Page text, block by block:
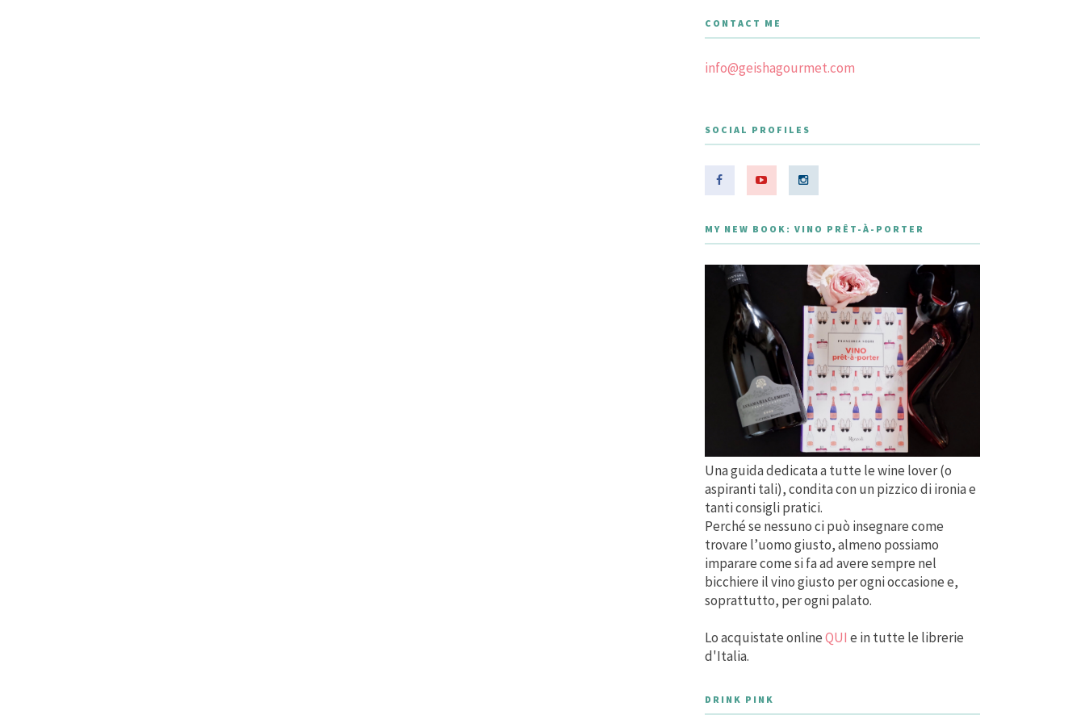
CONTACT ME
info@geishagourmet.com
SOCIAL PROFILES
MY NEW BOOK: VINO PRÊT-À-PORTER
Una guida dedicata a tutte le wine lover (o
aspiranti tali), condita con un pizzico di ironia e
tanti consigli pratici.
Perché se nessuno ci può insegnare come
trovare l’uomo giusto, almeno possiamo
imparare come si fa ad avere sempre nel
bicchiere il vino giusto per ogni occasione e,
soprattutto, per ogni palato.
Lo acquistate onlineQUI e in tutte le librerie
d'Italia.
DRINK PINK